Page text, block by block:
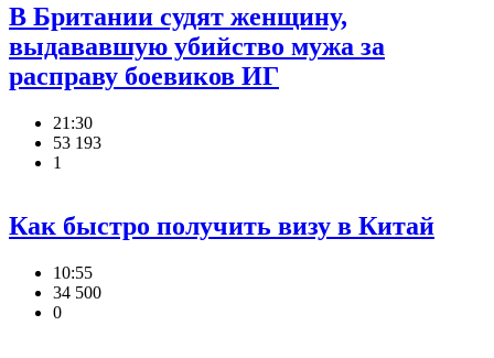
В Британии судят женщину,
выдававшую убийство мужа за
расправу боевиков ИГ
21:30
53 193
1
Как быстро получить визу в Китай
10:55
34 500
0